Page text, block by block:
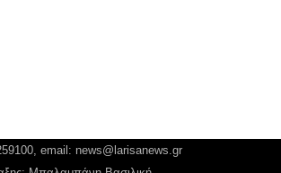
email: news@larisanews.gr